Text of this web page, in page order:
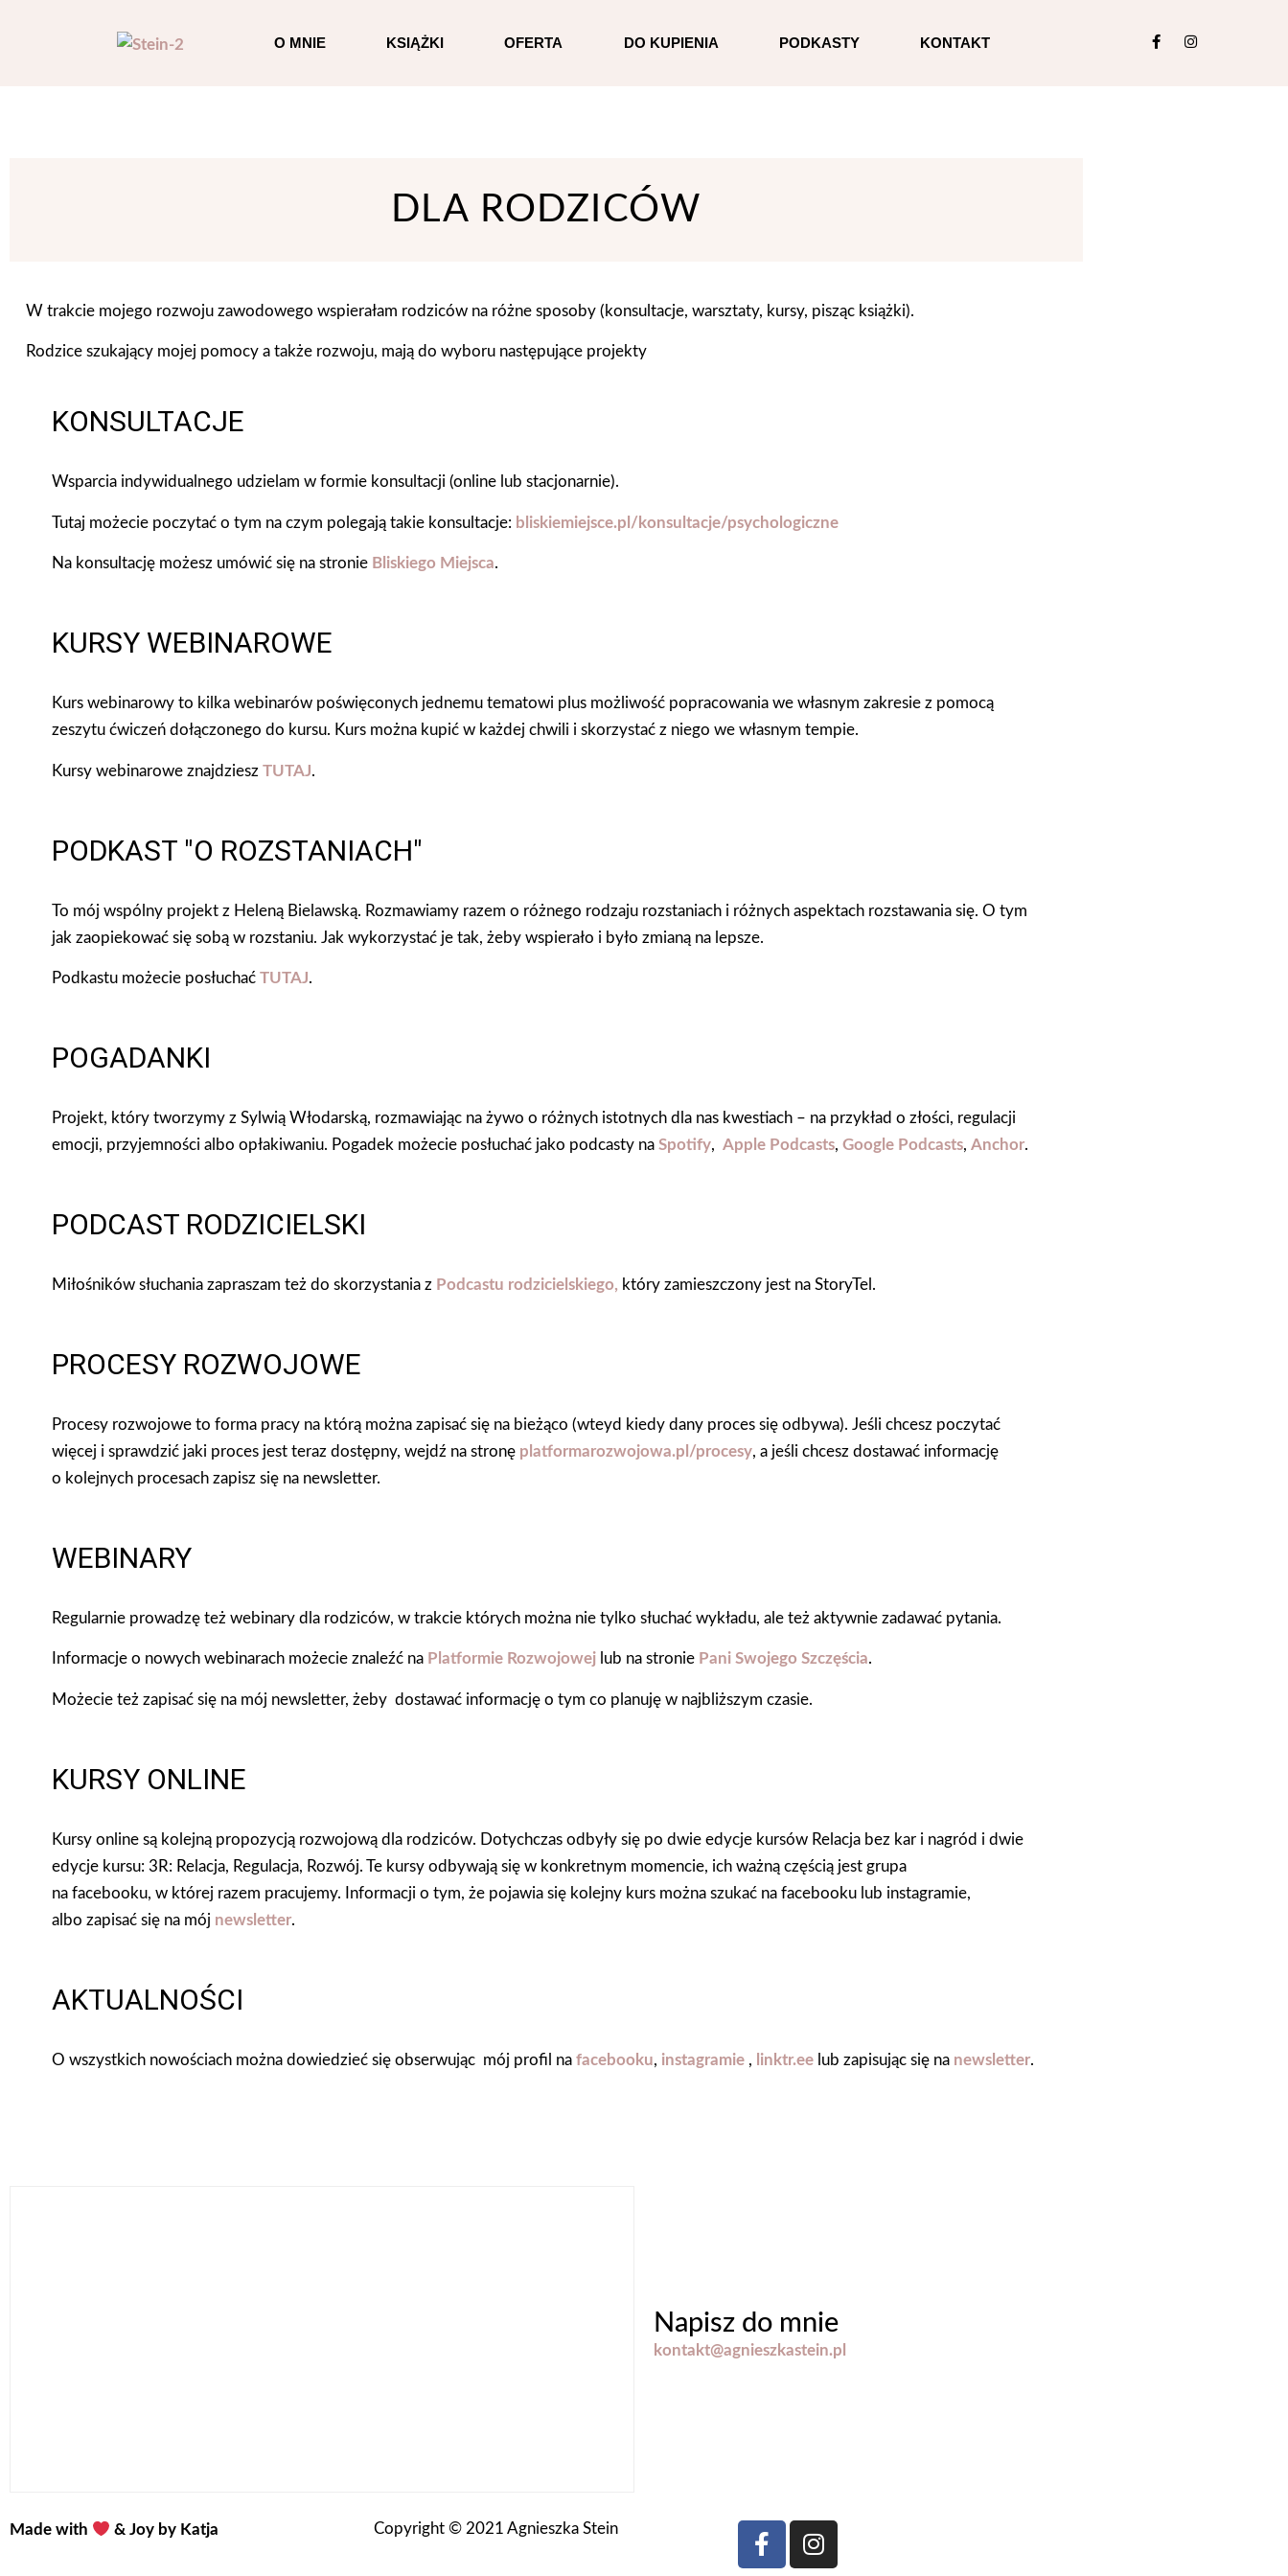
O MNIE KSIĄŻKI OFERTA DO KUPIENIA PODKASTY KONTAKT
DLA RODZICÓW
W trakcie mojego rozwoju zawodowego wspierałam rodziców na różne sposoby (konsultacje, warsztaty, kursy, pisząc książki).
Rodzice szukający mojej pomocy a także rozwoju, mają do wyboru następujące projekty
KONSULTACJE
Wsparcia indywidualnego udzielam w formie konsultacji (online lub stacjonarnie).
Tutaj możecie poczytać o tym na czym polegają takie konsultacje: bliskiemiejsce.pl/konsultacje/psychologiczne
Na konsultację możesz umówić się na stronie Bliskiego Miejsca.
KURSY WEBINAROWE
Kurs webinarowy to kilka webinarów poświęconych jednemu tematowi plus możliwość popracowania we własnym zakresie z pomocą
zeszytu ćwiczeń dołączonego do kursu. Kurs można kupić w każdej chwili i skorzystać z niego we własnym tempie.
Kursy webinarowe znajdziesz TUTAJ.
PODKAST "O ROZSTANIACH"
To mój wspólny projekt z Heleną Bielawską. Rozmawiamy razem o różnego rodzaju rozstaniach i różnych aspektach rozstawania się. O tym
jak zaopiekować się sobą w rozstaniu. Jak wykorzystać je tak, żeby wspierało i było zmianą na lepsze.
Podkastu możecie posłuchać TUTAJ.
POGADANKI
Projekt, który tworzymy z Sylwią Włodarską, rozmawiając na żywo o różnych istotnych dla nas kwestiach – na przykład o złości, regulacji
emocji, przyjemności albo opłakiwaniu. Pogadek możecie posłuchać jako podcasty na Spotify, Apple Podcasts, Google Podcasts, Anchor.
PODCAST RODZICIELSKI
Miłośników słuchania zapraszam też do skorzystania z Podcastu rodzicielskiego, który zamieszczony jest na StoryTel.
PROCESY ROZWOJOWE
Procesy rozwojowe to forma pracy na którą można zapisać się na bieżąco (wteyd kiedy dany proces się odbywa). Jeśli chcesz poczytać
więcej i sprawdzić jaki proces jest teraz dostępny, wejdź na stronę platformarozwojowa.pl/procesy, a jeśli chcesz dostawać informację
o kolejnych procesach zapisz się na newsletter.
WEBINARY
Regularnie prowadzę też webinary dla rodziców, w trakcie których można nie tylko słuchać wykładu, ale też aktywnie zadawać pytania.
Informacje o nowych webinarach możecie znaleźć na Platformie Rozwojowej lub na stronie Pani Swojego Szczęścia.
Możecie też zapisać się na mój newsletter, żeby dostawać informację o tym co planuję w najbliższym czasie.
KURSY ONLINE
Kursy online są kolejną propozycją rozwojową dla rodziców. Dotychczas odbyły się po dwie edycje kursów Relacja bez kar i nagród i dwie
edycje kursu: 3R: Relacja, Regulacja, Rozwój. Te kursy odbywają się w konkretnym momencie, ich ważną częścią jest grupa
na facebooku, w której razem pracujemy.
Informacji o tym, że pojawia się kolejny kurs można szukać na facebooku lub instagramie,
albo zapisać się na mój newsletter.
AKTUALNOŚCI
O wszystkich nowościach można dowiedzieć się obserwując mój profil na facebooku, instagramie , linktr.ee lub zapisując się na newsletter.
Napisz do mnie
kontakt@agnieszkastein.pl
Made with & Joy by Katja Copyright © 2021 Agnieszka Stein